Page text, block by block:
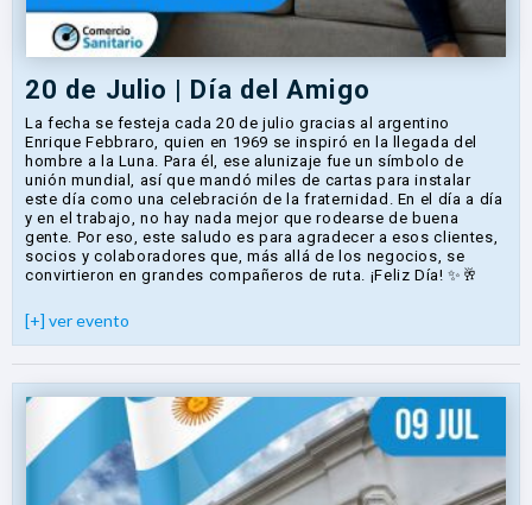
20 de Julio | Día del Amigo
La fecha se festeja cada 20 de julio gracias al argentino
Enrique Febbraro, quien en 1969 se inspiró en la llegada del
hombre a la Luna. Para él, ese alunizaje fue un símbolo de
unión mundial, así que mandó miles de cartas para instalar
este día como una celebración de la fraternidad. En el día a día
y en el trabajo, no hay nada mejor que rodearse de buena
gente. Por eso, este saludo es para agradecer a esos clientes,
socios y colaboradores que, más allá de los negocios, se
convirtieron en grandes compañeros de ruta. ¡Feliz Día! ✨🥂
[+] ver evento